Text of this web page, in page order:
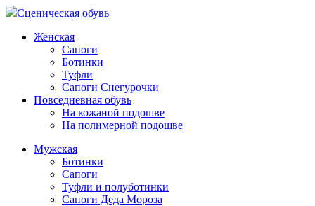
Сценическая обувь
Женская
Сапоги
Ботинки
Туфли
Сапоги Снегурочки
Повседневная обувь
На кожаной подошве
На полимерной подошве
Мужская
Ботинки
Сапоги
Туфли и полуботинки
Сапоги Деда Мороза